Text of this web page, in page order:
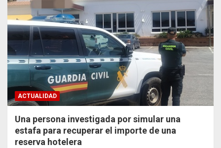
ACTUALIDAD
Una persona investigada por simular una
estafa para recuperar el importe de una
reserva hotelera